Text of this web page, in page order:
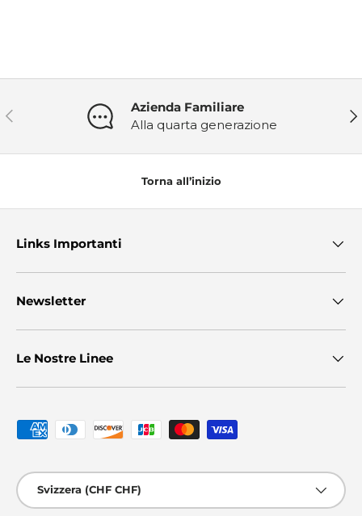
Indietro
Azienda Familiare
Alla quarta generazione
Torna all’inizio
Links Importanti
Newsletter
Le Nostre Linee
Metodi di pagamento accettati
Paese/Regione
Svizzera (CHF CHF)